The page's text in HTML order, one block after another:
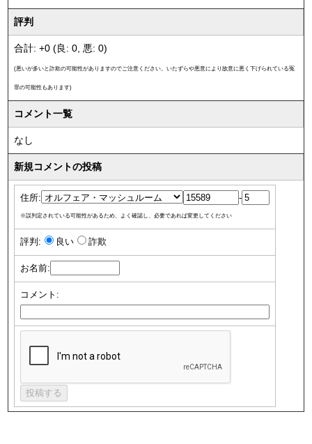
評判
合計: +0 (良: 0, 悪: 0)
(悪いが多いと詐欺の可能性がありますのでご注意ください。いたずらや悪意により故意に悪く下げられている冤
罪の可能性もあります)
コメント一覧
なし
新規コメントの投稿
住所: -
※誤判定されている可能性があるため、よく確認し、必要であれば変更してください
評判: 良い 詐欺
お名前:
コメント: